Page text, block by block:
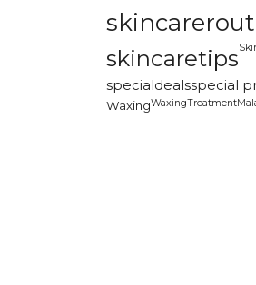
skincaretips
specialdealsspecial
Waxing